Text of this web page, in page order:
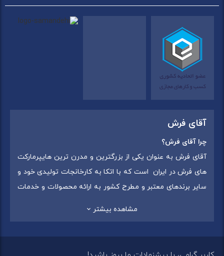
آقای فرش
چرا آقای فرش؟
آقای فرش به عنوان یکی از بزرگترین و مدرن ترین هایپرمارکت
های فرش در ایران است که با اتکا به کارخانجات تولیدی خود و
سایر برندهای معتبر و مطرح کشور به ارائه محصولات و خدمات
مشاهده بیشتر